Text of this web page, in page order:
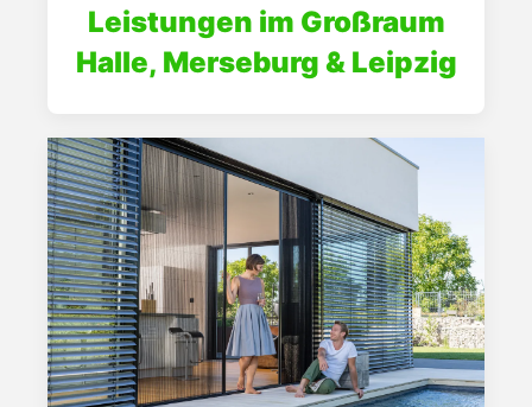
Leistungen im Großraum
Halle, Merseburg & Leipzig